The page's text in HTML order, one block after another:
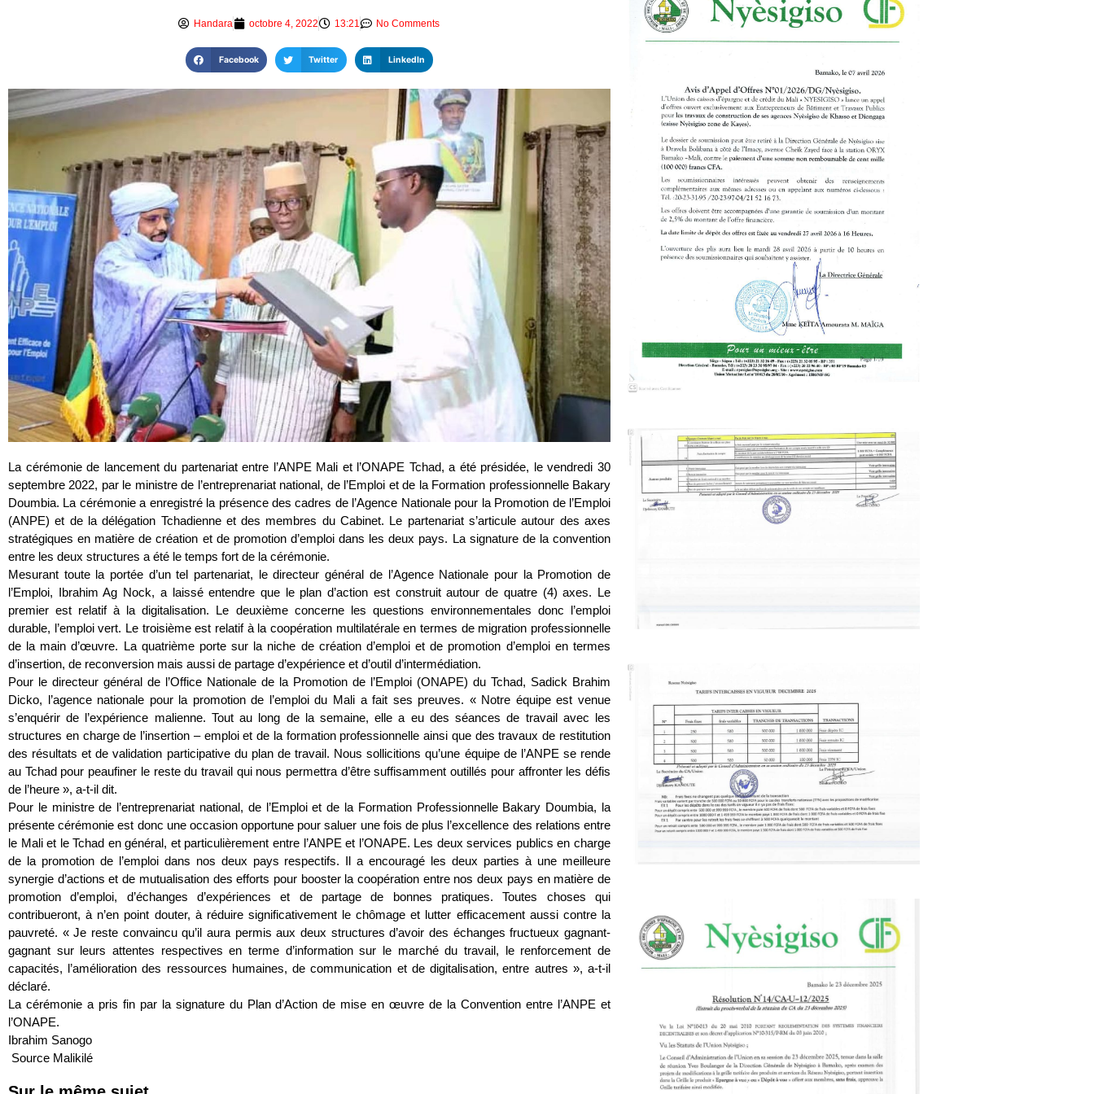
Handara octobre 4, 2022 13:21 No Comments
Facebook Twitter LinkedIn
La cérémonie de lancement du partenariat entre l’ANPE Mali et l’ONAPE Tchad, a été présidée, le vendredi 30
septembre 2022, par le ministre de l’entreprenariat national, de l’Emploi et de la Formation professionnelle Bakary
Doumbia. La cérémonie a enregistré la présence des cadres de l’Agence Nationale pour la Promotion de l’Emploi
(ANPE) et de la délégation Tchadienne et des membres du Cabinet. Le partenariat s’articule autour des axes
stratégiques en matière de création et de promotion d’emploi dans les deux pays. La signature de la convention
entre les deux structures a été le temps fort de la cérémonie.
Mesurant toute la portée d’un tel partenariat, le directeur général de l’Agence Nationale pour la Promotion de
l’Emploi, Ibrahim Ag Nock, a laissé entendre que le plan d’action est construit autour de quatre (4) axes. Le
premier est relatif à la digitalisation. Le deuxième concerne les questions environnementales donc l’emploi
durable, l’emploi vert. Le troisième est relatif à la coopération multilatérale en termes de migration professionnelle
de la main d’œuvre. La quatrième porte sur la niche de création d’emploi et de promotion d’emploi en termes
d’insertion, de reconversion mais aussi de partage d’expérience et d’outil d’intermédiation.
Pour le directeur général de l’Office Nationale de la Promotion de l’Emploi (ONAPE) du Tchad, Sadick Brahim
Dicko, l’agence nationale pour la promotion de l’emploi du Mali a fait ses preuves. « Notre équipe est venue
s’enquérir de l’expérience malienne. Tout au long de la semaine, elle a eu des séances de travail avec les
structures en charge de l’insertion – emploi et de la formation professionnelle ainsi que des travaux de restitution
des résultats et de validation participative du plan de travail. Nous sollicitions qu’une équipe de l’ANPE se rende
au Tchad pour peaufiner le reste du travail qui nous permettra d’être suffisamment outillés pour affronter les défis
de l’heure », a-t-il dit.
Pour le ministre de l’entreprenariat national, de l’Emploi et de la Formation Professionnelle Bakary Doumbia, la
présente cérémonie est donc une occasion opportune pour saluer une fois de plus l’excellence des relations entre
le Mali et le Tchad en général, et particulièrement entre l’ANPE et l’ONAPE. Les deux services publics en charge
de la promotion de l’emploi dans nos deux pays respectifs. Il a encouragé les deux parties à une meilleure
synergie d’actions et de mutualisation des efforts pour booster la coopération entre nos deux pays en matière de
promotion d’emploi, d’échanges d’expériences et de partage de bonnes pratiques. Toutes choses qui
contribueront, à n’en point douter, à réduire significativement le chômage et lutter efficacement aussi contre la
pauvreté. « Je reste convaincu qu’il aura permis aux deux structures d’avoir des échanges fructueux gagnant-
gagnant sur leurs attentes respectives en terme d’information sur le marché du travail, le renforcement de
capacités, l’amélioration des ressources humaines, de communication et de digitalisation, entre autres », a-t-il
déclaré.
La cérémonie a pris fin par la signature du Plan d’Action de mise en œuvre de la Convention entre l’ANPE et
l’ONAPE.
Ibrahim Sanogo
Source Malikilé